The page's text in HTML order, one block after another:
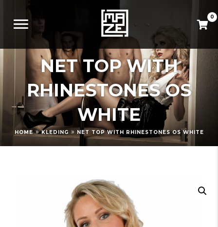
0
NET TOP WITH
RHINESTONES OS
WHITE
HOME » KLEDING » NET TOP WITH RHINESTONES OS WHITE